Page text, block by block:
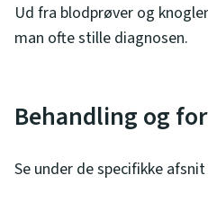
Ud fra blodprøver og
man ofte stille diagnosen.
Behandling og
Se under de specifikke